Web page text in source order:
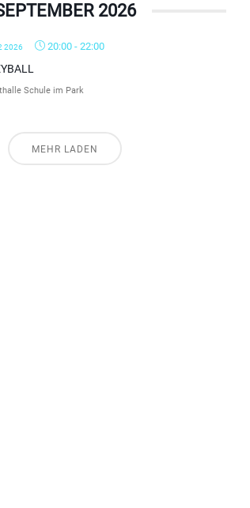
2026
2026 20:00 - 22:00
Schule im Park
MEHR LADEN